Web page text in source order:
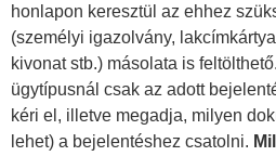
honlapon keresztül az ehhez
(személyi igazolvány,
kivonat stb.) másolata is
ügytípusnál csak az adott
kéri el, illetve megadja, milyen
lehet) a bejelentéshez csatolni.